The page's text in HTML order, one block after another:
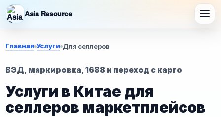
Asia Resource
Главная Услуги Для селлеров
ВЭД, маркировка, 1688 и переход с карго
Услуги в Китае для
селлеров маркетплейсов